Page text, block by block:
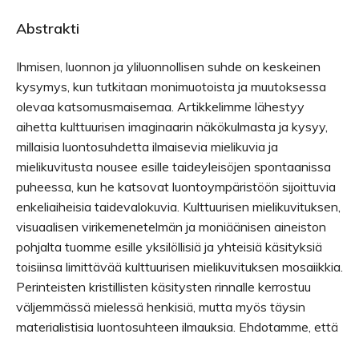
Abstrakti
Ihmisen, luonnon ja yliluonnollisen suhde on keskeinen
kysymys, kun tutkitaan monimuotoista ja muutoksessa
olevaa katsomusmaisemaa. Artikkelimme lähestyy
aihetta kulttuurisen imaginaarin näkökulmasta ja kysyy,
millaisia luontosuhdetta ilmaisevia mielikuvia ja
mielikuvitusta nousee esille taideyleisöjen spontaanissa
puheessa, kun he katsovat luontoympäristöön sijoittuvia
enkeliaiheisia taidevalokuvia. Kulttuurisen mielikuvituksen,
visuaalisen virikemenetelmän ja moniäänisen aineiston
pohjalta tuomme esille yksilöllisiä ja yhteisiä käsityksiä
toisiinsa limittävää kulttuurisen mielikuvituksen mosaiikkia.
Perinteisten kristillisten käsitysten rinnalle kerrostuu
väljemmässä mielessä henkisiä, mutta myös täysin
materialistisia luontosuhteen ilmauksia. Ehdotamme, että